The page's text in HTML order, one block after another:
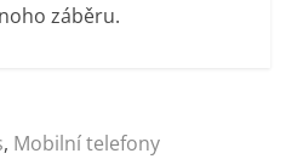
záběru.
, Mobilní telefony